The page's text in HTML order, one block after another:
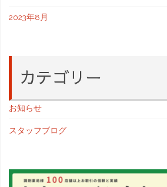
2023年8月
カテゴリー
お知らせ
スタッフブログ